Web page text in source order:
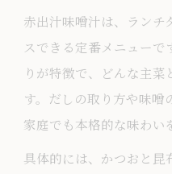
赤出汁味噌汁は、ランチ
スできる定番メニュー
りが特徴で、どんな主
す。だしの取り方や味噌
家庭でも本格的な味わい
具体的には、かつおと昆